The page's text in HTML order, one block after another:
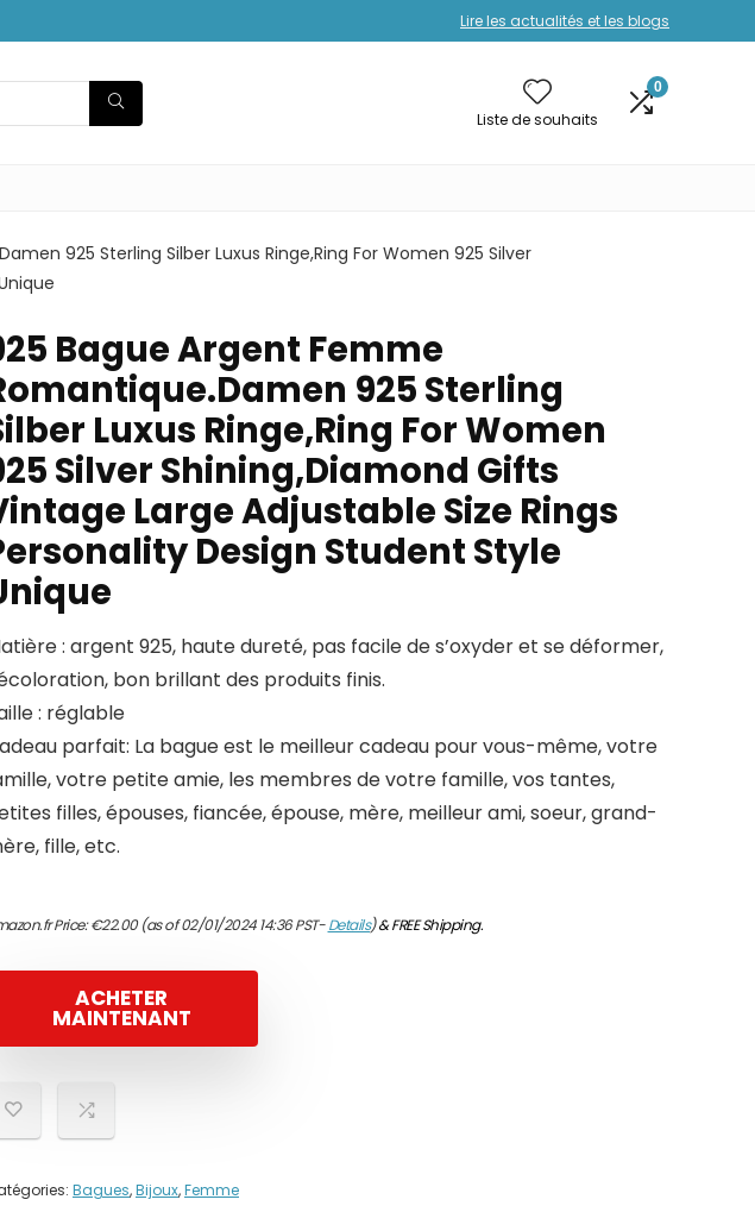
Lire les actualités et les blogs
Liste de souhaits
0
925 Sterling Silber Luxus Ringe,Ring For Women 925 Silver
Bague Argent Femme
925 Sterling
Luxus Ringe,Ring For Women
Silver Shining,Diamond Gifts
Large Adjustable Size Rings
Design Student Style
: argent 925, haute dureté, pas facile de s’oxyder et se déformer,
bon brillant des produits finis.
: réglable
parfait: La bague est le meilleur cadeau pour vous-même, votre
votre petite amie, les membres de votre famille, vos tantes,
filles, épouses, fiancée, épouse, mère, meilleur ami, soeur, grand-
fille, etc.
Price:€22.00(as of 02/01/2024 14:36 PST-Details)&FREE Shipping.
ACHETER
MAINTENANT
Bagues,Bijoux,Femme